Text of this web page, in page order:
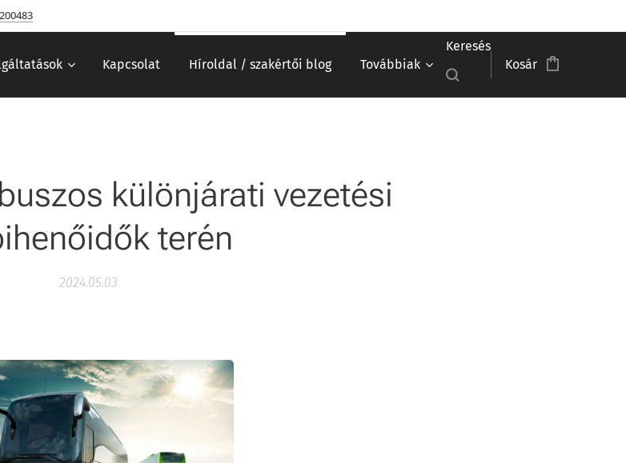
Kapcsolat Híroldal / szakértői blog Továbbiak
Keresés
Kosár
különjárati vezetési
terén
2024.05.03